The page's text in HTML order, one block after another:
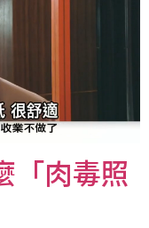
「肉毒照